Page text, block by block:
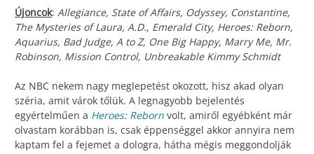
Újoncok: Allegiance, State of Affairs, Odyssey, Constantine,
The Mysteries of Laura, A.D., Emerald City, Heroes: Reborn,
Aquarius, Bad Judge, A to Z, One Big Happy, Marry Me, Mr.
Robinson, Mission Control, Unbreakable Kimmy Schmidt
Az NBC nekem nagy meglepetést okozott, hisz akad olyan
széria, amit várok tőlük. A legnagyobb bejelentés
egyértelműen a Heroes: Reborn volt, amiről egyébként már
olvastam korábban is, csak éppenséggel akkor annyira nem
kaptam fel a fejemet a dologra, hátha mégis meggondolják